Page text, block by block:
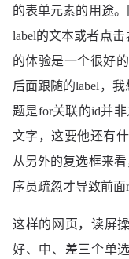
href="http://
src="http://
href="http://
的表单元素的用途
label的文本或者点
的体验是一个很好
后面跟随的label，
题是for关联的id并
文字，这要他还有
从另外的复选框来
序员疏忽才导致前面
这样的网页，读屏
好、中、差三个单